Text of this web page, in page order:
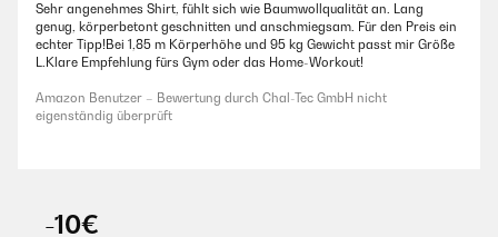
Sehr angenehmes Shirt, fühlt sich wie Baumwollqualität an. Lang
genug, körperbetont geschnitten und anschmiegsam. Für den Preis ein
echter Tipp!Bei 1,85 m Körperhöhe und 95 kg Gewicht passt mir Größe
L.Klare Empfehlung fürs Gym oder das Home-Workout!
Amazon Benutzer – Bewertung durch Chal-Tec GmbH nicht
eigenständig überprüft
-10€